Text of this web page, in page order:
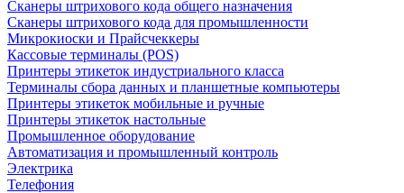
Сканеры штрихового кода общего назначения
Сканеры штрихового кода для промышленности
Микрокиоски и Прайсчеккеры
Кассовые терминалы (POS)
Принтеры этикеток индустриального класса
Терминалы сбора данных и планшетные компьютеры
Принтеры этикеток мобильные и ручные
Принтеры этикеток настольные
Промышленное оборудование
Автоматизация и промышленный контроль
Электрика
Телефония